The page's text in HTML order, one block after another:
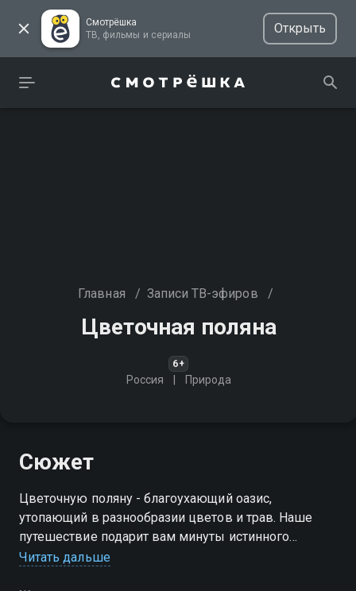
Смотрёшка
ТВ, фильмы и сериалы
Открыть
Главная / Записи ТВ-эфиров /
Цветочная поляна
6+
Россия Природа
Сюжет
Цветочную поляну - благоухающий оазис,
утопающий в разнообразии цветов и трав. Наше
путешествие подарит вам минуты истинного
наслаждения и покоя
Читать дальше